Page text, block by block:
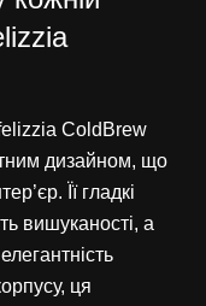
ColdBrew
дизайном, що
Її гладкі
вишуканості, а
ця